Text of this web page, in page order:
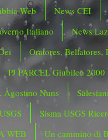
Web News CEI
Italiano News
Oratores, Bellatores,
PJ PARCEL Giubileo 2000
Agostino Nuns
Sisma USGS
WEB Un cammino di